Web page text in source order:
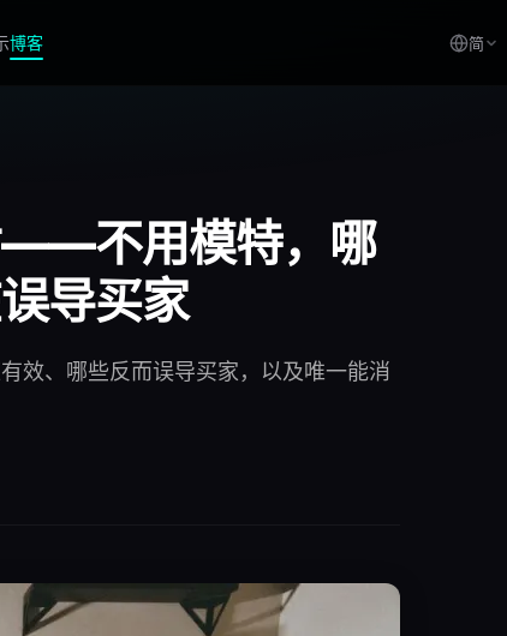
博客 简
——不用模特，哪
导买家
效、哪些反而误导买家，以及唯一能消